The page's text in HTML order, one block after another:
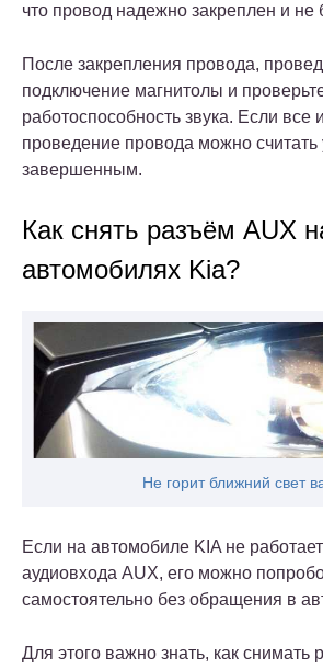
что провод надежно закреплен и не
После закрепления провода,
подключение магнитолы и
работоспособность звука. Если все
проведение провода можно
завершенным.
Как снять разъём AUX
автомобилях Kia?
Не горит ближний свет
Если на автомобиле KIA не
аудиовхода AUX, его можно
самостоятельно без обращения в
Для этого важно знать, как